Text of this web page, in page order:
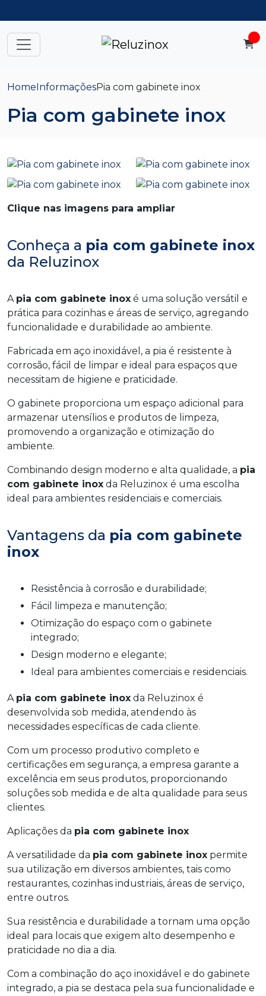
HomeInformaçõesPia com gabinete inox
Pia com gabinete inox
Clique nas imagens para ampliar
Conheça a pia com gabinete inox
da Reluzinox
A pia com gabinete inox é uma solução versátil e
prática para cozinhas e áreas de serviço, agregando
funcionalidade e durabilidade ao ambiente.
Fabricada em aço inoxidável, a pia é resistente à
corrosão, fácil de limpar e ideal para espaços que
necessitam de higiene e praticidade.
O gabinete proporciona um espaço adicional para
armazenar utensílios e produtos de limpeza,
promovendo a organização e otimização do
ambiente.
Combinando design moderno e alta qualidade, a pia
com gabinete inox da Reluzinox é uma escolha
ideal para ambientes residenciais e comerciais.
Vantagens da pia com gabinete
inox
Resistência à corrosão e durabilidade;
Fácil limpeza e manutenção;
Otimização do espaço com o gabinete
integrado;
Design moderno e elegante;
Ideal para ambientes comerciais e residenciais.
A pia com gabinete inox da Reluzinox é
desenvolvida sob medida, atendendo às
necessidades específicas de cada cliente.
Com um processo produtivo completo e
certificações em segurança, a empresa garante a
excelência em seus produtos, proporcionando
soluções sob medida e de alta qualidade para seus
clientes.
Aplicações da pia com gabinete inox
A versatilidade da pia com gabinete inox permite
sua utilização em diversos ambientes, tais como
restaurantes, cozinhas industriais, áreas de serviço,
entre outros.
Sua resistência e durabilidade a tornam uma opção
ideal para locais que exigem alto desempenho e
praticidade no dia a dia.
Com a combinação do aço inoxidável e do gabinete
integrado, a pia se destaca pela sua funcionalidade e